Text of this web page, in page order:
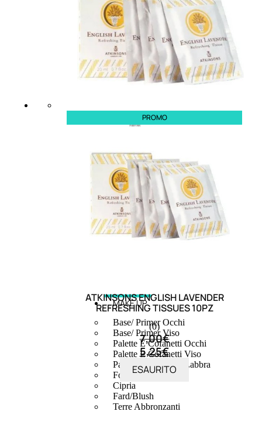
MAKE UP
Base/ Primer Occhi
Base/ Primer Viso
Palette E Cofanetti Occhi
Palette E Cofanetti Viso
Palette E Cofanetti Labbra
Fondotinta
Cipria
Fard/Blush
Terre Abbronzanti
PROMO
ATKINSONS ENGLISH LAVENDER
REFRESHING TISSUES 10PZ
(0)
7,00€
5,25€
ESAURITO